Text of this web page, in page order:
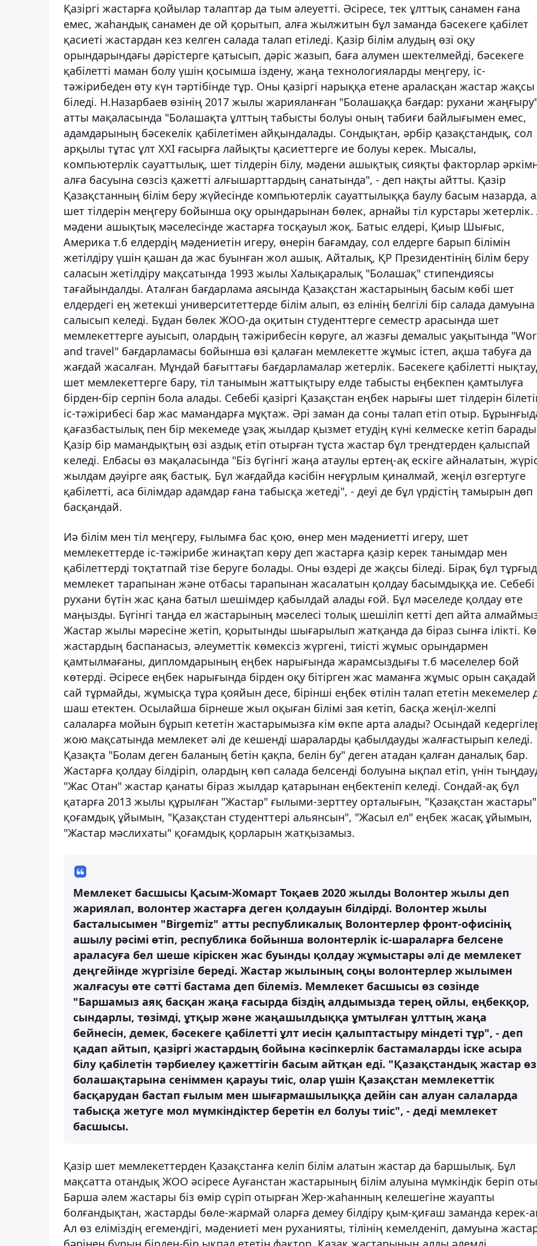
Қазіргі жастарға қойылар талаптар да тым әлеуетті. Әсіресе, тек ұлттық санамен ғана
емес, жаһандық санамен де ой қорытып, алға жылжитын бұл заманда бәсекеге қабілет
қасиеті жастардан кез келген салада талап етіледі. Қазір білім алудың өзі оқу
орындарындағы дәрістерге қатысып, дәріс жазып, баға алумен шектелмейді, бәсекеге
қабілетті маман болу үшін қосымша іздену, жаңа технологияларды меңгеру, іс-
тәжірибеден өту күн тәртібінде тұр. Оны қазіргі нарыққа етене араласқан жастар жақсы
біледі. Н.Назарбаев өзінің 2017 жылы жарияланған "Болашаққа бағдар: рухани
атты мақаласында "Болашақта ұлттың табысты болуы оның табиғи байлығымен емес,
адамдарының бәсекелік қабілетімен айқындалады. Сондықтан, әрбір қазақстандық, сол
арқылы тұтас ұлт ХХІ ғасырға лайықты қасиеттерге ие болуы керек. Мысалы,
компьютерлік сауаттылық, шет тілдерін білу, мәдени ашықтық сияқты факторлар
алға басуына сөзсіз қажетті алғышарттардың санатында", - деп нақты айтты. Қазір
Қазақстанның білім беру жүйесінде компьютерлік сауаттылыққа баулу басым назарда,
шет тілдерін меңгеру бойынша оқу орындарынан бөлек, арнайы тіл курстары жетерлік.
мәдени ашықтық мәселесінде жастарға тосқауыл жоқ. Батыс елдері, Қиыр Шығыс,
Америка т.б елдердің мәдениетін игеру, өнерін бағамдау, сол елдерге барып білімін
жетілдіру үшін қашан да жас буынған жол ашық. Айталық, ҚР Президентінің білім беру
саласын жетілдіру мақсатында 1993 жылы Халықаралық "Болашақ" стипендиясы
тағайындалды. Аталған бағдарлама аясында Қазақстан жастарының басым көбі шет
елдердегі ең жетекші университеттерде білім алып, өз елінің белгілі бір салада дамуына
салысып келеді. Бұдан бөлек ЖОО-да оқитын студенттерге семестр арасында шет
мемлекеттерге ауысып, олардың тәжірибесін көруге, ал жазғы демалыс уақытында
and travel" бағдарламасы бойынша өзі қалаған мемлекетте жұмыс істеп, ақша табуға да
жағдай жасалған. Мұндай бағыттағы бағдарламалар жетерлік. Бәсекеге қабілетті
шет мемлекеттерге бару, тіл танымын жаттықтыру елде табысты еңбекпен қамтылуға
бірден-бір серпін бола алады. Себебі қазіргі Қазақстан еңбек нарығы шет тілдерін
іс-тәжірибесі бар жас мамандарға мұқтаж. Әрі заман да соны талап етіп отыр.
қағазбастылық пен бір мекемеде ұзақ жылдар қызмет етудің күні келмеске кетіп
Қазір бір мамандықтың өзі аздық етіп отырған тұста жастар бұл трендтерден қалыспай
келеді. Елбасы өз мақаласында "Біз бүгінгі жаңа атаулы ертең-ақ ескіге айналатын,
жылдам дәуірге аяқ бастық. Бұл жағдайда кәсібін неғұрлым қиналмай, жеңіл өзгертуге
қабілетті, аса білімдар адамдар ғана табысқа жетеді", - деуі де бұл үрдістің тамырын дөп
басқандай.
Иә білім мен тіл меңгеру, ғылымға бас қою, өнер мен мәдениетті игеру, шет
мемлекеттерде іс-тәжірибе жинақтап көру деп жастарға қазір керек танымдар мен
қабілеттерді тоқтатпай тізе беруге болады. Оны өздері де жақсы біледі. Бірақ бұл
мемлекет тарапынан және отбасы тарапынан жасалатын қолдау басымдыққа ие. Себебі
рухани бүтін жас қана батыл шешімдер қабылдай алады ғой. Бұл мәселеде қолдау өте
маңызды. Бүгінгі таңда ел жастарының мәселесі толық шешіліп кетті деп айта
Жастар жылы мәресіне жетіп, қорытынды шығарылып жатқанда да біраз сынға ілікті.
жастардың баспанасыз, әлеуметтік көмексіз жүргені, тиісті жұмыс орындармен
қамтылмағаны, дипломдарының еңбек нарығында жарамсыздығы т.б мәселелер бой
көтерді. Әсіресе еңбек нарығында бірден оқу бітірген жас маманға жұмыс орын сақадай
сай тұрмайды, жұмысқа тұра қояйын десе, бірінші еңбек өтілін талап ететін мекемелер
шаш етектен. Осылайша бірнеше жыл оқыған білімі зая кетіп, басқа жеңіл-желпі
салаларға мойын бұрып кететін жастарымызға кім өкпе арта алады? Осындай
жою мақсатында мемлекет әлі де кешенді шараларды қабылдауды жалғастырып келеді.
Қазақта "Болам деген баланың бетін қақпа, белін бу" деген атадан қалған даналық бар.
Жастарға қолдау білдіріп, олардың көп салада белсенді болуына ықпал етіп, үнін
"Жас Отан" жастар қанаты біраз жылдар қатарынан еңбектеніп келеді. Сондай-ақ бұл
қатарға 2013 жылы құрылған "Жастар" ғылыми-зерттеу орталығын, "Қазақстан жастары"
қоғамдық ұйымын, "Қазақстан студенттері альянсын", "Жасыл ел" еңбек жасақ ұйымын,
"Жастар мәслихаты" қоғамдық қорларын жатқызамыз.
Мемлекет басшысы Қасым-Жомарт Тоқаев 2020 жылды Волонтер жылы деп
жариялап, волонтер жастарға деген қолдауын білдірді. Волонтер жылы
басталысымен "Birgemiz" атты республикалық Волонтерлер фронт-офисінің
ашылу рәсімі өтіп, республика бойынша волонтерлік іс-шараларға белсене
араласуға бел шеше кіріскен жас буынды қолдау жұмыстары әлі де мемлекет
деңгейінде жүргізіле береді. Жастар жылының соңы волонтерлер жылымен
жалғасуы өте сәтті бастама деп білеміз. Мемлекет басшысы өз сөзінде
"Баршамыз аяқ басқан жаңа ғасырда біздің алдымызда терең ойлы, еңбекқор,
сындарлы, төзімді, ұтқыр және жаңашылдыққа ұмтылған ұлттың жаңа
бейнесін, демек, бәсекеге қабілетті ұлт иесін қалыптастыру міндеті тұр", - деп
қадап айтып, қазіргі жастардың бойына кәсіпкерлік бастамаларды іске асыра
білу қабілетін тәрбиелеу қажеттігін басым айтқан еді. "Қазақстандық жастар өз
болашақтарына сеніммен қарауы тиіс, олар үшін Қазақстан мемлекеттік
басқарудан бастап ғылым мен шығармашылыққа дейін сан алуан салаларда
табысқа жетуге мол мүмкіндіктер беретін ел болуы тиіс", - деді мемлекет
басшысы.
Қазір шет мемлекеттерден Қазақстанға келіп білім алатын жастар да баршылық. Бұл
мақсатта отандық ЖОО әсіресе Ауғанстан жастарының білім алуына мүмкіндік беріп
Барша әлем жастары біз өмір сүріп отырған Жер-жаһанның келешегіне жауапты
болғандықтан, жастарды бөле-жармай оларға демеу білдіру қым-қиғаш заманда керек-
Ал өз еліміздің егемендігі, мәдениеті мен руханияты, тілінің кемелденіп, дамуына